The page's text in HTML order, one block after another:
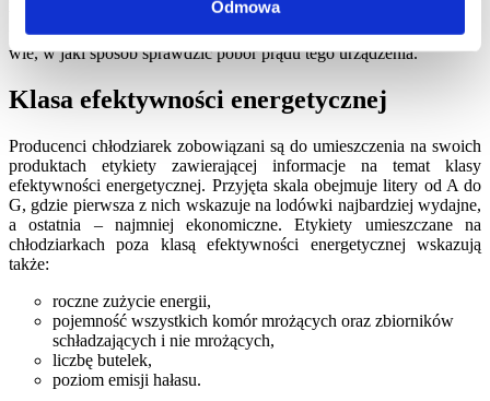
Odmowa
wykorzystuje się je nie tylko w domach, ale i w sklepach czy
punktach gastronomicznych. Nie każdy użytkownik lodówki jednak
wie, w jaki sposób sprawdzić pobór prądu tego urządzenia.
Klasa efektywności energetycznej
Producenci chłodziarek zobowiązani są do umieszczenia na swoich
produktach etykiety zawierającej informacje na temat klasy
efektywności energetycznej. Przyjęta skala obejmuje litery od A do
G, gdzie pierwsza z nich wskazuje na lodówki najbardziej wydajne,
a ostatnia – najmniej ekonomiczne. Etykiety umieszczane na
chłodziarkach poza klasą efektywności energetycznej wskazują
także:
roczne zużycie energii,
pojemność wszystkich komór mrożących oraz zbiorników
schładzających i nie mrożących,
liczbę butelek,
poziom emisji hałasu.